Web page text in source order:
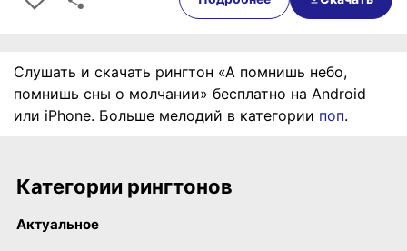
Слушать и скачать рингтон «А помнишь небо,
помнишь сны о молчании» бесплатно на Android
или iPhone. Больше мелодий в категории поп.
Категории рингтонов
Актуальное